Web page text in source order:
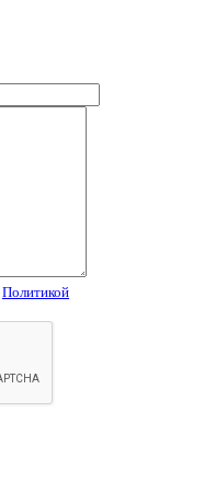
Политикой